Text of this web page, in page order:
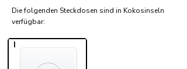
Die folgenden Steckdosen sind in Kokosinseln
verfügbar:​
I